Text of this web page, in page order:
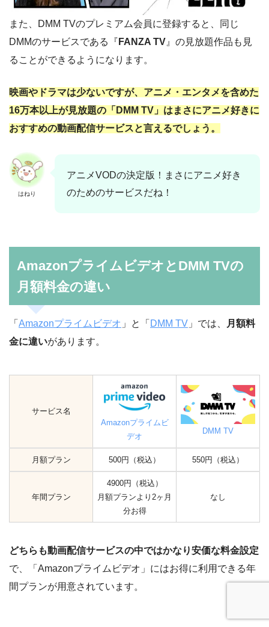
また、DMM TVのプレミアム会員に登録すると、同じ
DMMのサービスである『 FANZA TV 』の見放題作品も見
ることができるようになります。
映画やドラマは少ないですが、アニメ・エンタメを含めた
16万本以上が見放題の「DMM TV」はまさにアニメ好きに
おすすめの動画配信サービスと言えるでしょう。
はねり
アニメVODの決定版！まさにアニメ好き
のためのサービスだね！
AmazonプライムビデオとDMM TVの
月額料金の違い
「 Amazonプライムビデオ 」と「 DMM TV 」では、
月額料
金に違いがあります。
サービス名
Amazonプライムビ
デオ
DMM TV
月額プラン 500円（税込） 550円（税込）
年間プラン
4900円（税込）
月額プランより2ヶ月
分お得
なし
どちらも動画配信サービスの中ではかなり安価な料金設定
で、「Amazonプライムビデオ」にはお得に利用できる年
間プランが用意されています。